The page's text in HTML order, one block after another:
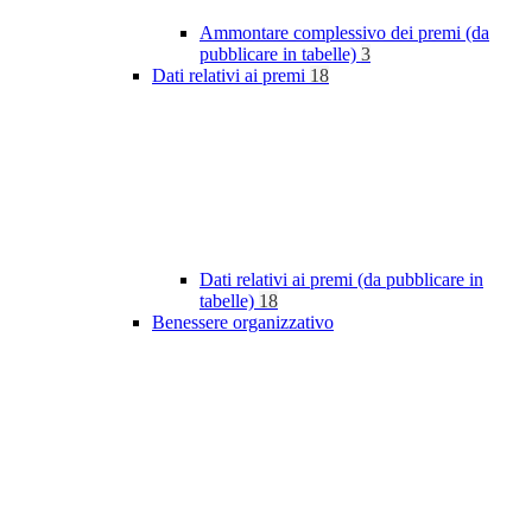
Ammontare complessivo dei premi (da
pubblicare in tabelle) 3
Dati relativi ai premi 18
Dati relativi ai premi (da pubblicare in
tabelle) 18
Benessere organizzativo